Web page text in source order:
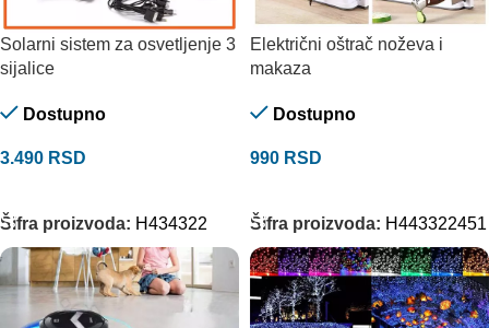
Solarni sistem za osvetljenje 3
sijalice
Dostupno
3.490 RSD
Šifra proizvoda: H434322
Električni oštrač noževa i
makaza
Dostupno
990 RSD
Šifra proizvoda: H443322451